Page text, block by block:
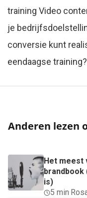
training Video
je
conversie kunt
eendaagse training?
Anderen lezen
Het meest
is)
5 min·